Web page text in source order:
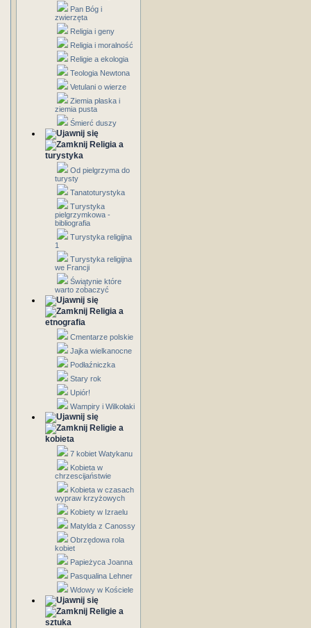
Pan Bóg i
zwierzęta
Religia i geny
Religia i moralność
Religie a ekologia
Teologia Newtona
Vetulani o wierze
Ziemia płaska i
ziemia pusta
Śmierć duszy
Religia a
turystyka
Od pielgrzyma do
turysty
Tanatoturystyka
Turystyka
pielgrzymkowa -
bibliografia
Turystyka religijna
1
Turystyka religijna
we Francji
Świątynie które
warto zobaczyć
Religia a
etnografia
Cmentarze polskie
Jajka wielkanocne
Podłaźniczka
Stary rok
Upiór!
Wampiry i Wilkołaki
Religie a
kobieta
7 kobiet Watykanu
Kobieta w
chrzescijaństwie
Kobieta w czasach
wypraw krzyżowych
Kobiety w Izraelu
Matylda z Canossy
Obrzędowa rola
kobiet
Papieżyca Joanna
Pasqualina Lehner
Wdowy w Kościele
Religie a
sztuka